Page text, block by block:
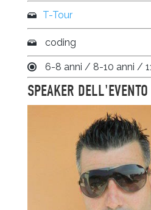
T-Tour
coding
6-8 anni / 8-10 anni /
SPEAKER DELL'EVENTO